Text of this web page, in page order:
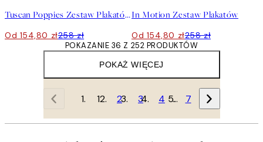
Tuscan Poppies Zestaw Plakatów
Od 154,80 zł258 zł
In Motion Zestaw Plakatów
Od 154,80 zł258 zł
POKAŻ WIĘCEJ
POKAZANIE 36 Z 252 PRODUKTÓW
1 2 3 4 … 7